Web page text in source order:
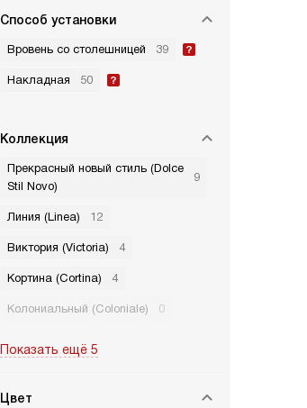
Способ установки
Вровень со столешницей 39
Накладная 50
Коллекция
Прекрасный новый стиль (Dolce
Stil Novo)
9
Линия (Linea) 12
Виктория (Victoria) 4
Кортина (Cortina) 4
Колониальный (Coloniale) 0
Показать ещё 5
Цвет